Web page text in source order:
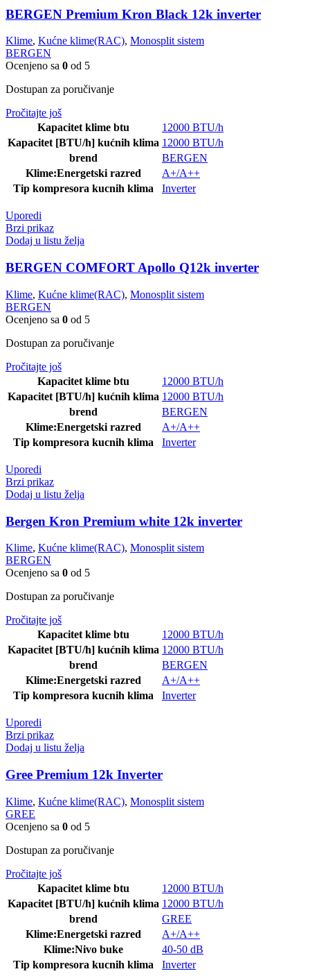
BERGEN Premium Kron Black 12k inverter
Klime, Kućne klime(RAC), Monosplit sistem
BERGEN
Ocenjeno sa 0 od 5
Dostupan za poručivanje
Pročitajte još
Kapacitet klime btu
12000 BTU/h
Kapacitet [BTU/h] kućnih klima 12000 BTU/h
brend
BERGEN
Klime:Energetski razred
A+/A++
Tip kompresora kucnih klima
Inverter
Uporedi
Brzi prikaz
Dodaj u listu želja
BERGEN COMFORT Apollo Q12k inverter
Klime, Kućne klime(RAC), Monosplit sistem
BERGEN
Ocenjeno sa 0 od 5
Dostupan za poručivanje
Pročitajte još
Kapacitet klime btu
12000 BTU/h
Kapacitet [BTU/h] kućnih klima 12000 BTU/h
brend
BERGEN
Klime:Energetski razred
A+/A++
Tip kompresora kucnih klima
Inverter
Uporedi
Brzi prikaz
Dodaj u listu želja
Bergen Kron Premium white 12k inverter
Klime, Kućne klime(RAC), Monosplit sistem
BERGEN
Ocenjeno sa 0 od 5
Dostupan za poručivanje
Pročitajte još
Kapacitet klime btu
12000 BTU/h
Kapacitet [BTU/h] kućnih klima 12000 BTU/h
brend
BERGEN
Klime:Energetski razred
A+/A++
Tip kompresora kucnih klima
Inverter
Uporedi
Brzi prikaz
Dodaj u listu želja
Gree Premium 12k Inverter
Klime, Kućne klime(RAC), Monosplit sistem
GREE
Ocenjeno sa 0 od 5
Dostupan za poručivanje
Pročitajte još
Kapacitet klime btu
12000 BTU/h
Kapacitet [BTU/h] kućnih klima 12000 BTU/h
brend
GREE
Klime:Energetski razred
A+/A++
Klime:Nivo buke
40-50 dB
Tip kompresora kucnih klima
Inverter